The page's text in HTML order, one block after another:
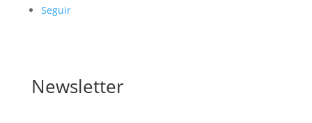
Seguir
Newsletter